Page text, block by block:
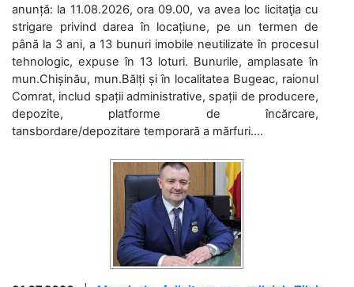
anunță: la 11.08.2026, ora 09.00, va avea loc licitaţia cu
strigare privind darea în locațiune, pe un termen de
până la 3 ani, a 13 bunuri imobile neutilizate în procesul
tehnologic, expuse în 13 loturi. Bunurile, amplasate în
mun.Chișinău, mun.Bălți și în localitatea Bugeac, raionul
Comrat, includ spații administrative, spații de producere,
depozite, platforme de încărcare,
tansbordare/depozitare temporară a mărfuri....